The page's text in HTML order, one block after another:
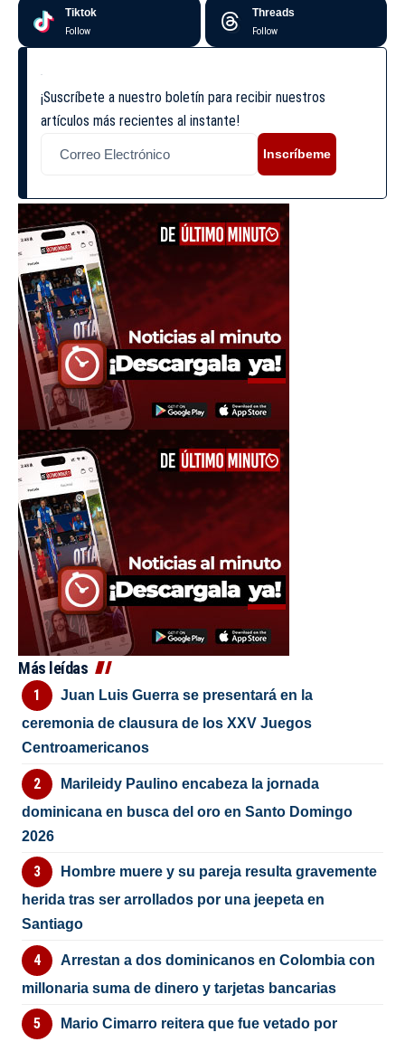
Tiktok
Follow
Threads
Follow
¡Suscríbete a nuestro boletín para recibir nuestros
artículos más recientes al instante!
Inscríbeme
Más leídas
Juan Luis Guerra se presentará en la
ceremonia de clausura de los XXV Juegos
Centroamericanos
Marileidy Paulino encabeza la jornada
dominicana en busca del oro en Santo Domingo
2026
Hombre muere y su pareja resulta gravemente
herida tras ser arrollados por una jeepeta en
Santiago
Arrestan a dos dominicanos en Colombia con
millonaria suma de dinero y tarjetas bancarias
Mario Cimarro reitera que fue vetado por